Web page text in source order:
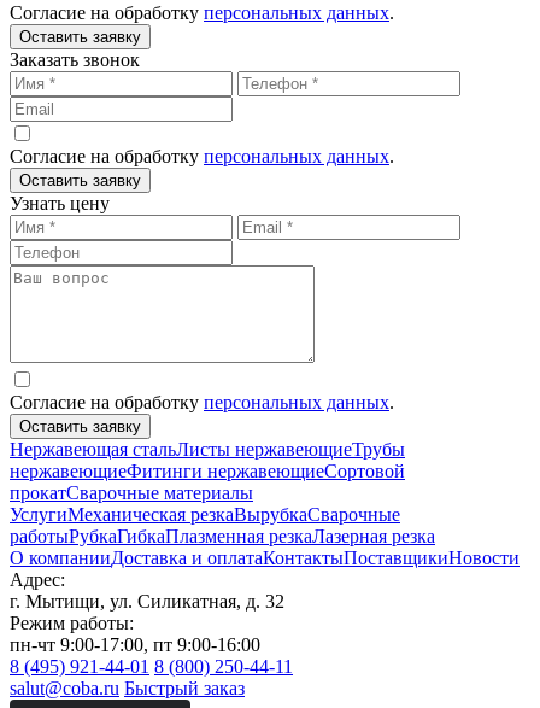
Согласие на обработку персональных данных.
Оставить заявку
Заказать звонок
Согласие на обработку персональных данных.
Оставить заявку
Узнать цену
Согласие на обработку персональных данных.
Оставить заявку
Нержавеющая стальЛисты нержавеющиеТрубы
нержавеющиеФитинги нержавеющиеСортовой
прокатСварочные материалы
УслугиМеханическая резкаВырубкаСварочные
работыРубкаГибкаПлазменная резкаЛазерная резка
О компанииДоставка и оплатаКонтактыПоставщикиНовости
Адрес:
г. Мытищи, ул. Силикатная, д. 32
Режим работы:
пн-чт 9:00-17:00, пт 9:00-16:00
8 (495) 921-44-01 8 (800) 250-44-11
salut@coba.ru Быстрый заказ